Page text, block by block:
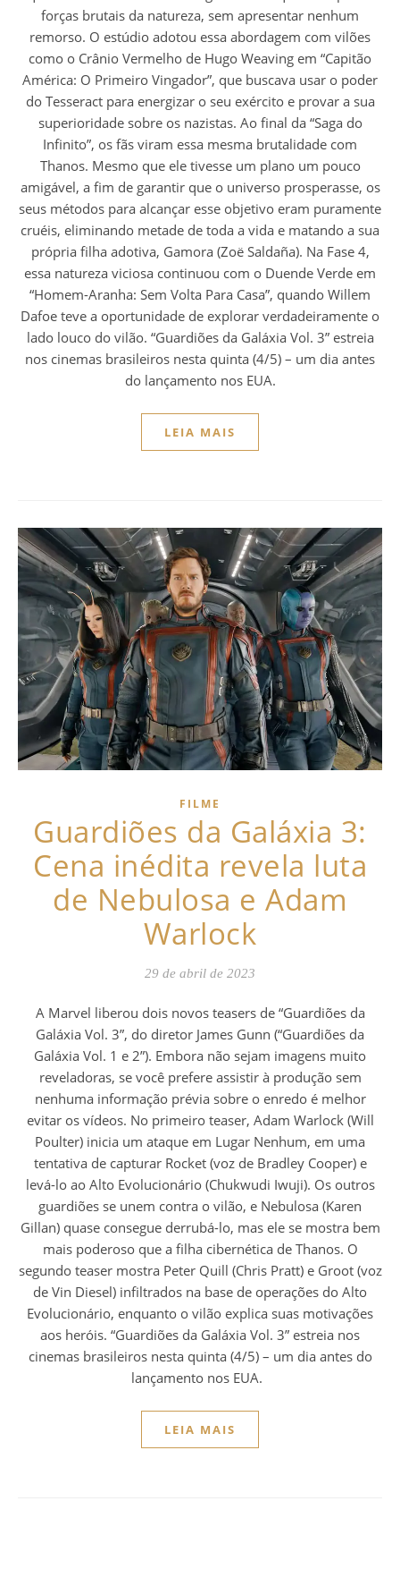
forças brutais da natureza, sem apresentar nenhum
remorso. O estúdio adotou essa abordagem com vilões
como o Crânio Vermelho de Hugo Weaving em “Capitão
América: O Primeiro Vingador”, que buscava usar o poder
do Tesseract para energizar o seu exército e provar a sua
superioridade sobre os nazistas. Ao final da “Saga do
Infinito”, os fãs viram essa mesma brutalidade com
Thanos. Mesmo que ele tivesse um plano um pouco
amigável, a fim de garantir que o universo prosperasse, os
seus métodos para alcançar esse objetivo eram puramente
cruéis, eliminando metade de toda a vida e matando a sua
própria filha adotiva, Gamora (Zoë Saldaña). Na Fase 4,
essa natureza viciosa continuou com o Duende Verde em
“Homem-Aranha: Sem Volta Para Casa”, quando Willem
Dafoe teve a oportunidade de explorar verdadeiramente o
lado louco do vilão. “Guardiões da Galáxia Vol. 3” estreia
nos cinemas brasileiros nesta quinta (4/5) – um dia antes
do lançamento nos EUA.
LEIA MAIS
FILME
Guardiões da Galáxia 3:
Cena inédita revela luta
de Nebulosa e Adam
Warlock
29 de abril de 2023
A Marvel liberou dois novos teasers de “Guardiões da
Galáxia Vol. 3”, do diretor James Gunn (“Guardiões da
Galáxia Vol. 1 e 2”). Embora não sejam imagens muito
reveladoras, se você prefere assistir à produção sem
nenhuma informação prévia sobre o enredo é melhor
evitar os vídeos. No primeiro teaser, Adam Warlock (Will
Poulter) inicia um ataque em Lugar Nenhum, em uma
tentativa de capturar Rocket (voz de Bradley Cooper) e
levá-lo ao Alto Evolucionário (Chukwudi Iwuji). Os outros
guardiões se unem contra o vilão, e Nebulosa (Karen
Gillan) quase consegue derrubá-lo, mas ele se mostra bem
mais poderoso que a filha cibernética de Thanos. O
segundo teaser mostra Peter Quill (Chris Pratt) e Groot (voz
de Vin Diesel) infiltrados na base de operações do Alto
Evolucionário, enquanto o vilão explica suas motivações
aos heróis. “Guardiões da Galáxia Vol. 3” estreia nos
cinemas brasileiros nesta quinta (4/5) – um dia antes do
lançamento nos EUA.
LEIA MAIS